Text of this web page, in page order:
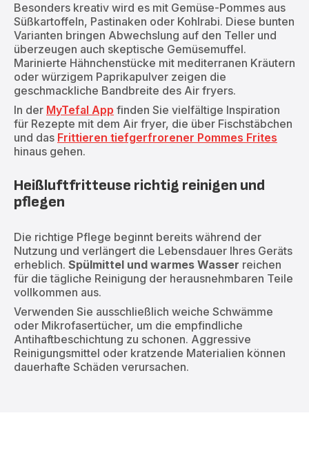
Besonders kreativ wird es mit Gemüse-Pommes aus
Süßkartoffeln, Pastinaken oder Kohlrabi. Diese bunten
Varianten bringen Abwechslung auf den Teller und
überzeugen auch skeptische Gemüsemuffel.
Marinierte Hähnchenstücke mit mediterranen Kräutern
oder würzigem Paprikapulver zeigen die
geschmackliche Bandbreite des Air fryers.
In der MyTefal App finden Sie vielfältige Inspiration
für Rezepte mit dem Air fryer, die über Fischstäbchen
und das Frittieren tiefgerfrorener Pommes Frites
hinaus gehen.
Heißluftfritteuse richtig reinigen und
pflegen
Die richtige Pflege beginnt bereits während der
Nutzung und verlängert die Lebensdauer Ihres Geräts
erheblich. Spülmittel und warmes Wasser reichen
für die tägliche Reinigung der herausnehmbaren Teile
vollkommen aus.
Verwenden Sie ausschließlich weiche Schwämme
oder Mikrofasertücher, um die empfindliche
Antihaftbeschichtung zu schonen. Aggressive
Reinigungsmittel oder kratzende Materialien können
dauerhafte Schäden verursachen.